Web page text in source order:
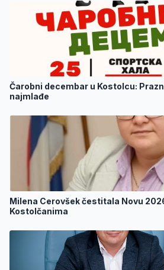
Čarobni decembar u Kostolcu:
najmlađe
Milena Cerovšek čestitala Novu
Kostolčanima